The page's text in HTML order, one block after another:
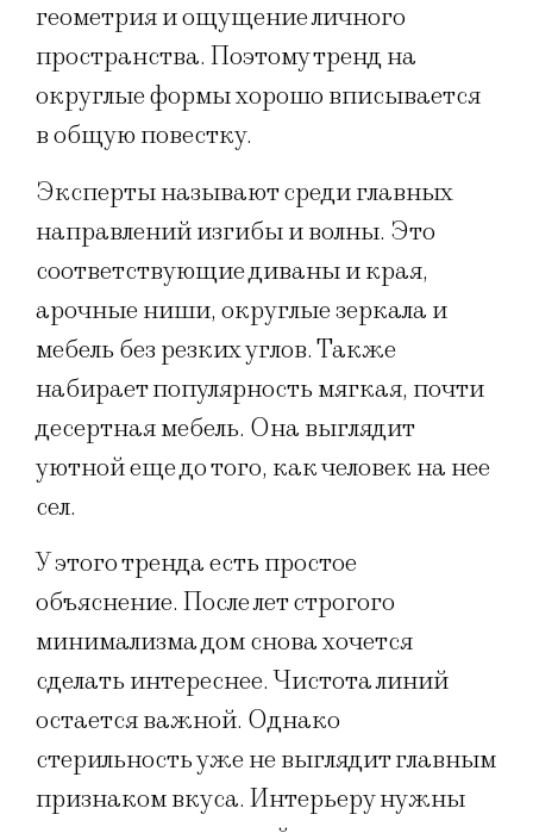
геометрия и ощущение личного
пространства. Поэтому тренд на
округлые формы хорошо вписывается
в общую повестку.
Эксперты называют среди главных
направлений изгибы и волны. Это
соответствующие диваны и края,
арочные ниши, округлые зеркала и
мебель без резких углов. Также
набирает популярность мягкая, почти
десертная мебель. Она выглядит
уютной еще до того, как человек на нее
сел.
У этого тренда есть простое
объяснение. После лет строгого
минимализма дом снова хочется
сделать интереснее. Чистота линий
остается важной. Однако
стерильность уже не выглядит главным
признаком вкуса. Интерьеру нужны